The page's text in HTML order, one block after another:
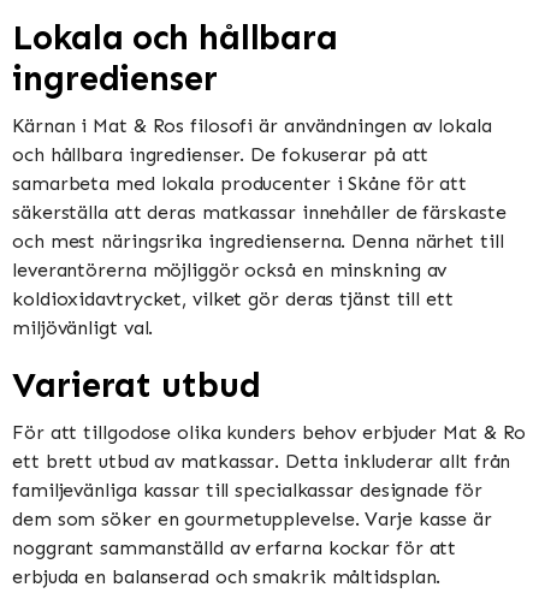
Lokala och hållbara
ingredienser
Kärnan i Mat & Ros filosofi är användningen av lokala
och hållbara ingredienser. De fokuserar på att
samarbeta med lokala producenter i Skåne för att
säkerställa att deras matkassar innehåller de färskaste
och mest näringsrika ingredienserna. Denna närhet till
leverantörerna möjliggör också en minskning av
koldioxidavtrycket, vilket gör deras tjänst till ett
miljövänligt val.
Varierat utbud
För att tillgodose olika kunders behov erbjuder Mat & Ro
ett brett utbud av matkassar. Detta inkluderar allt från
familjevänliga kassar till specialkassar designade för
dem som söker en gourmetupplevelse. Varje kasse är
noggrant sammanställd av erfarna kockar för att
erbjuda en balanserad och smakrik måltidsplan.